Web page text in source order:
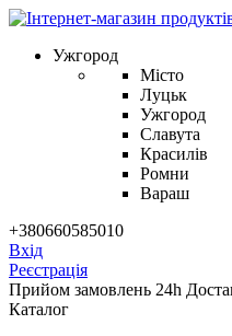
Ужгород
Місто
Луцьк
Ужгород
Славута
Красилів
Ромни
Вараш
+380660585010
Вхід
Реєстрація
Прийом замовлень 24h
Каталог